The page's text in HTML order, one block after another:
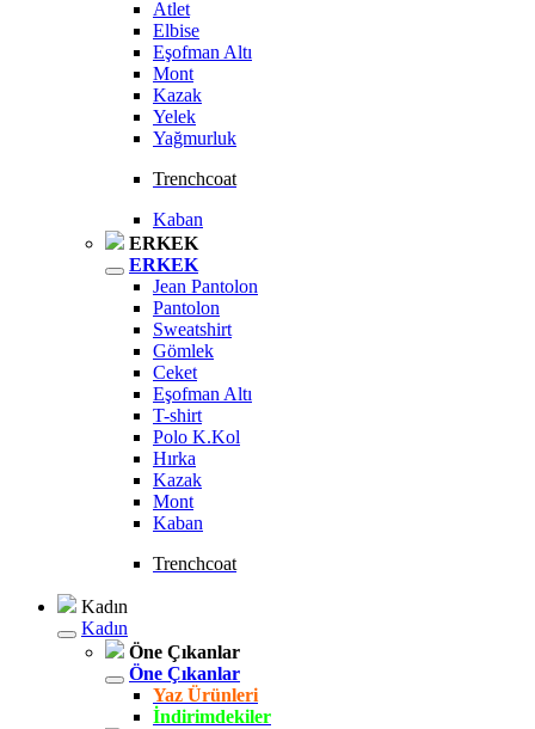
Atlet
Elbise
Eşofman Altı
Mont
Kazak
Yelek
Yağmurluk
Trenchcoat
Kaban
ERKEK
ERKEK
Jean Pantolon
Pantolon
Sweatshirt
Gömlek
Ceket
Eşofman Altı
T-shirt
Polo K.Kol
Hırka
Kazak
Mont
Kaban
Trenchcoat
Kadın
Kadın
Öne Çıkanlar
Öne Çıkanlar
Yaz Ürünleri
İndirimdekiler